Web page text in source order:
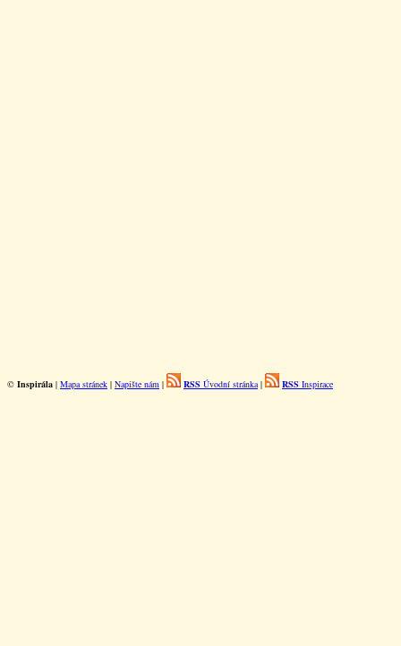
© Inspirála | Mapa stránek | Napište nám | RSS Úvodní stránka| RSS Inspirace